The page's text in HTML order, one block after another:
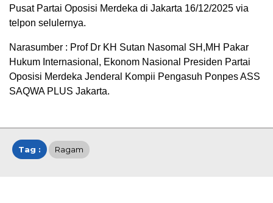
Pusat Partai Oposisi Merdeka di Jakarta 16/12/2025 via
telpon selulernya.
Narasumber : Prof Dr KH Sutan Nasomal SH,MH Pakar
Hukum Internasional, Ekonom Nasional Presiden Partai
Oposisi Merdeka Jenderal Kompii Pengasuh Ponpes ASS
SAQWA PLUS Jakarta.
Tag : Ragam